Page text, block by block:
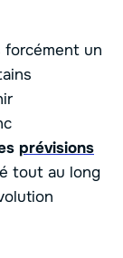
forcément un
prévisions
tout au long